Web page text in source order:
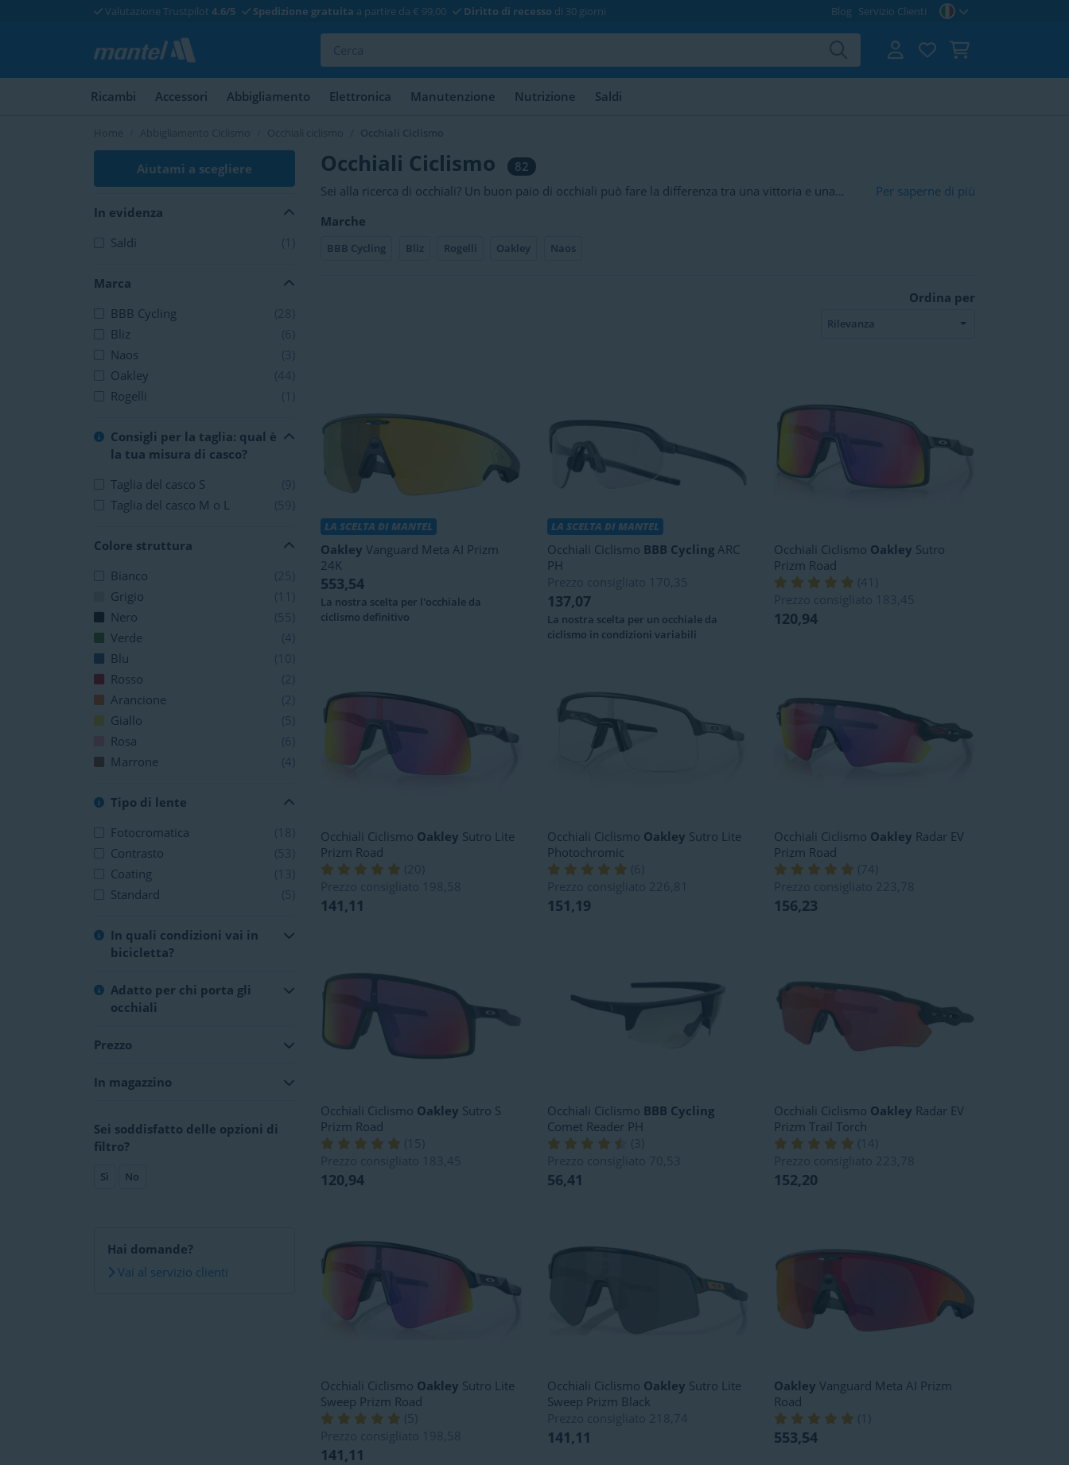
Valutazione Trustpilot 4.6/5 Spedizione gratuita a partire da € 99,00 Diritto di recesso di 30 giorni Blog Servizio Clienti
Ricambi Accessori Abbigliamento Elettronica Manutenzione Nutrizione Saldi
Home Abbigliamento Ciclismo Occhiali ciclismo Occhiali Ciclismo
Aiutami a scegliere
In evidenza
Saldi
(1)
Marca
BBB Cycling
(28)
Bliz
(6)
Naos
(3)
Oakley
(44)
Rogelli
(1)
Consigli per la taglia: qual è
la tua misura di casco?
Taglia del casco S
(9)
Taglia del casco M o L
(59)
Colore struttura
Bianco
(25)
Grigio
(11)
Nero
(55)
Verde
(4)
Blu
(10)
Rosso
(2)
Arancione
(2)
Giallo
(5)
Rosa
(6)
Marrone
(4)
Tipo di lente
Fotocromatica
(18)
Contrasto
(53)
Coating
(13)
Standard
(5)
In quali condizioni vai in
bicicletta?
Adatto per chi porta gli
occhiali
Prezzo
In magazzino
Sei soddisfatto delle opzioni di
filtro?
Sì No
Hai domande?
Vai al servizio clienti
Occhiali Ciclismo
82
Sei alla ricerca di occhiali? Un buon paio di occhiali può fare la differenza tra una vittoria e una
Anche il Recon Jet, il futuristico Smart Eyewear, non è a noi sconosciuto.
Per saperne di più
Marche
BBB Cycling Bliz Rogelli Oakley Naos
Ordina per
LA SCELTA DI MANTEL
Oakley Vanguard Meta AI Prizm
24K
553,54
La nostra scelta per l'occhiale da
ciclismo definitivo
LA SCELTA DI MANTEL
Occhiali Ciclismo BBB Cycling ARC
PH
Prezzo consigliato
170,35
137,07
La nostra scelta per un occhiale da
ciclismo in condizioni variabili
Occhiali Ciclismo Oakley Sutro
Prizm Road
(41
Prezzo consigliato
183,45
120,94
Occhiali Ciclismo Oakley Sutro Lite
Prizm Road
( 20
Prezzo consigliato
198,58
141,11
Occhiali Ciclismo Oakley Sutro Lite
Photochromic
(6
Prezzo consigliato 226,81
151,19
Occhiali Ciclismo Oakley Radar EV
Prizm Road
(74
Prezzo consigliato 223,78
156,23
Occhiali Ciclismo Oakley Sutro S
Prizm Road
( 15
Prezzo consigliato
183,45
120,94
Occhiali Ciclismo BBB Cycling
Comet Reader PH
( 3
Prezzo consigliato 70,53
56,41
Occhiali Ciclismo Oakley Radar EV
Prizm Trail Torch
( 14
Prezzo consigliato 223,78
152,20
Occhiali Ciclismo Oakley Sutro Lite
Sweep Prizm Road
( 5
Prezzo consigliato
198,58
141,11
Occhiali Ciclismo Oakley Sutro Lite
Sweep Prizm Black
Prezzo consigliato 218,74
141,11
Oakley Vanguard Meta AI Prizm
Road
(
553,54